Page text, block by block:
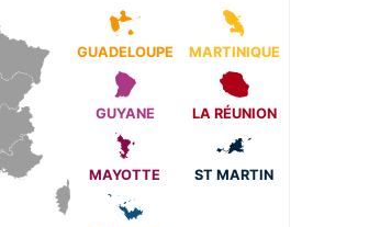
GUADELOUPE MARTINIQUE
GUYANE LA RÉUNION
MAYOTTE ST MARTIN